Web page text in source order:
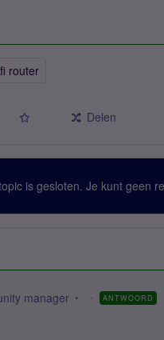
router
Delen
is gesloten. Je kunt geen
manager ANTWOORD